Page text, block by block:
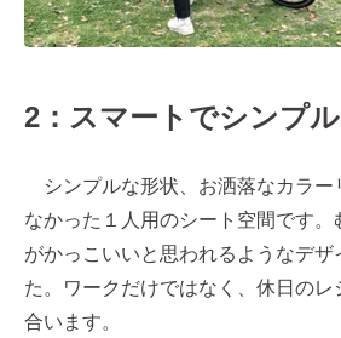
2：スマートでシンプ
シンプルな形状、お洒落なカラー
なかった１人用のシート空間です
がかっこいいと思われるようなデザ
た。ワークだけではなく、休日のレ
合います。